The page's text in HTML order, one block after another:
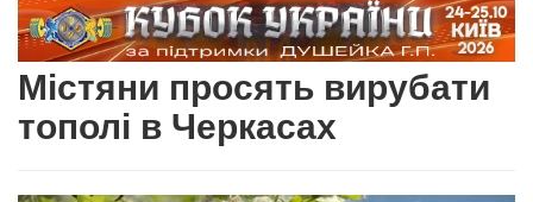
Містяни просять вирубати
тополі в Черкасах